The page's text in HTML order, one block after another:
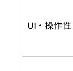
UI・操作性